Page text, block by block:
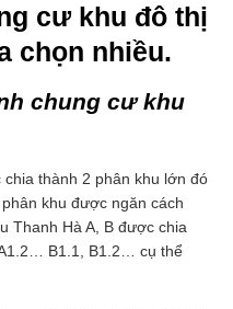
cư khu đô thị
chọn nhiều.
chung cư khu
thành 2 phân khu lớn đó
khu được ngăn cách
Thanh Hà A, B được chia
B1.1, B1.2… cụ thể